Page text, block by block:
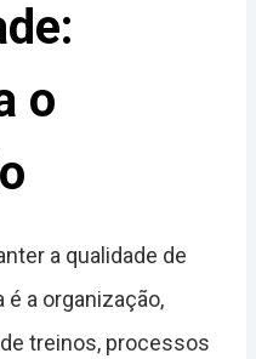
o
a qualidade de
a organização,
treinos, processos